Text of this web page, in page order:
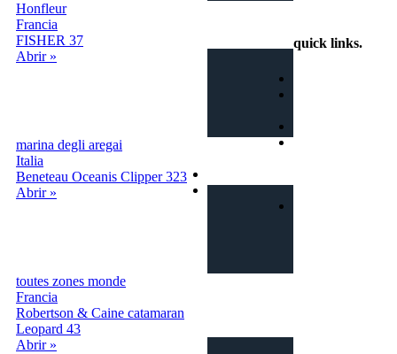
Honfleur
Francia
FISHER 37
Abrir »
marina degli aregai
Italia
Beneteau Oceanis Clipper 323
Abrir »
toutes zones monde
Francia
Robertson & Caine catamaran
Leopard 43
Abrir »
quick links.